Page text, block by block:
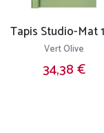
Vert Olive
34,38 €